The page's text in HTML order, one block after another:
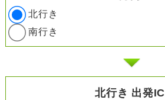
北行き
南行き
北行き 出発IC